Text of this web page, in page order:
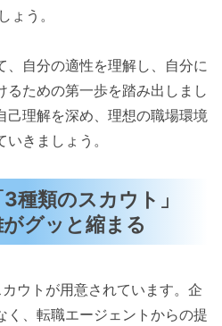
ょう。
、自分の適性を理解し、自分に
るための第一歩を踏み出しまし
己理解を深め、理想の職場環境
きましょう。
種類のスカウト」
グッと縮まる
ウトが用意されています。企
く、転職エージェントからの提